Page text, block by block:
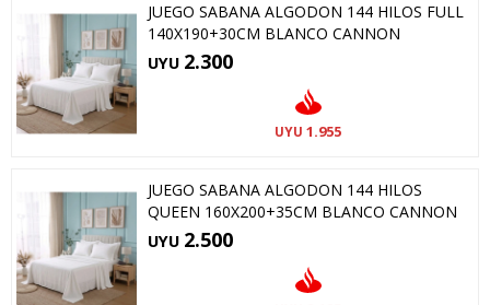
JUEGO SABANA ALGODON 144 HILOS FULL
140X190+30CM BLANCO CANNON
UYU 2.300
UYU 1.955
JUEGO SABANA ALGODON 144 HILOS
QUEEN 160X200+35CM BLANCO CANNON
UYU 2.500